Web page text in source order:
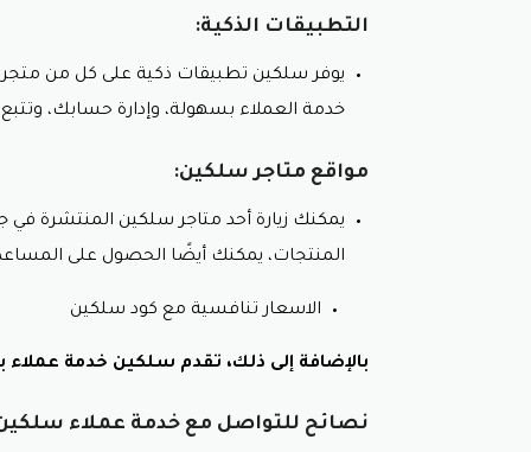
منتجات عالية الجودة من العلامات
أسعار تنافسية مع استعمال كود خصم
شحن سريع وتوصيل مجاني.
للمزيد من المعلومات حول منتجات
رقم هاتف خدمة العملاء:966-11-4444-7777.
التطبيقات الذكية:
يوفر سلكين تطبيقات ذكية على كل من
خدمة العملاء بسهولة، وإدارة حسابك،
مواقع متاجر سلكين:
يمكنك زيارة أحد متاجر سلكين المنتشرة في
المنتجات، يمكنك أيضًا الحصول على
الاسعار تنافسية مع كود سلكين
بالإضافة إلى ذلك، تقدم سلكين خدمة عملاء
نصائح للتواصل مع خدمة عملاء